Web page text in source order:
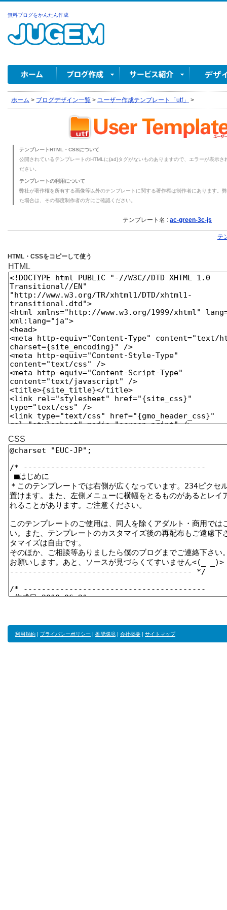
無料ブログをかんたん作成
ホーム > ブログデザイン一覧 > ユーザー作成テンプレート「utf」 >
テンプレートHTML・CSSについて
公開されているテンプレートのHTMLに{ad}タグがないものありますので、エラーが表示
ださい。
テンプレートの利用について
弊社が著作権を所有する画像等以外のテンプレートに関する著作権は制作者にあります。
た場合は、その都度制作者の方にご確認ください。
テンプレート名 : ac-green-3c-js
テ
HTML・CSSをコピーして使う
HTML
CSS
利用規約 | プライバシーポリシー | 推奨環境 | 会社概要 | サイトマップ